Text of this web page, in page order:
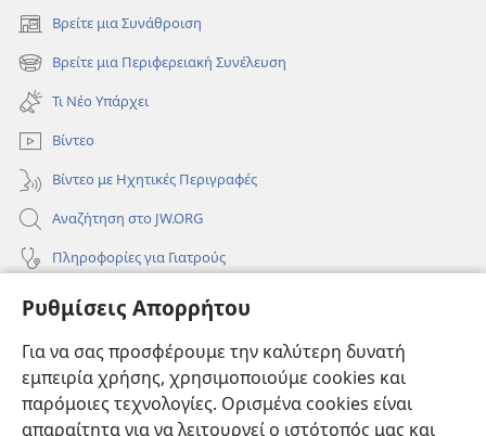
Ρυθμίσεις Απορρήτου
Για να σας προσφέρουμε την καλύτερη δυνατή
εμπειρία χρήσης, χρησιμοποιούμε cookies και
παρόμοιες τεχνολογίες. Ορισμένα cookies είναι
απαραίτητα για να λειτουργεί ο ιστότοπός μας και
Βρείτε μια Συνάθροιση
(ανοίγει
νέο
παράθυρο)
Βρείτε μια Περιφερειακή Συνέλευση
(ανοίγει
νέο
παράθυρο)
Τι Νέο Υπάρχει
Βίντεο
Βίντεο με Ηχητικές Περιγραφές
Αναζήτηση στο JW.ORG
Πληροφορίες για Γιατρούς
Πληροφορίες για Επίσημους Φορείς και ΜΜΕ
Συνεισφορές
(ανοίγει